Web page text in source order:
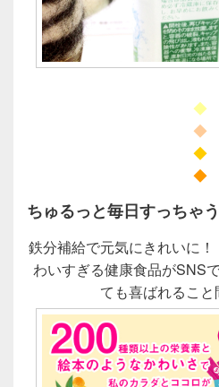
◆
◆
◆
◆
ちゅるっと毎日すっちゃ
鉄分補給で元気にきれいに
わいすぎる健康食品がSNS
ても喜ばれること